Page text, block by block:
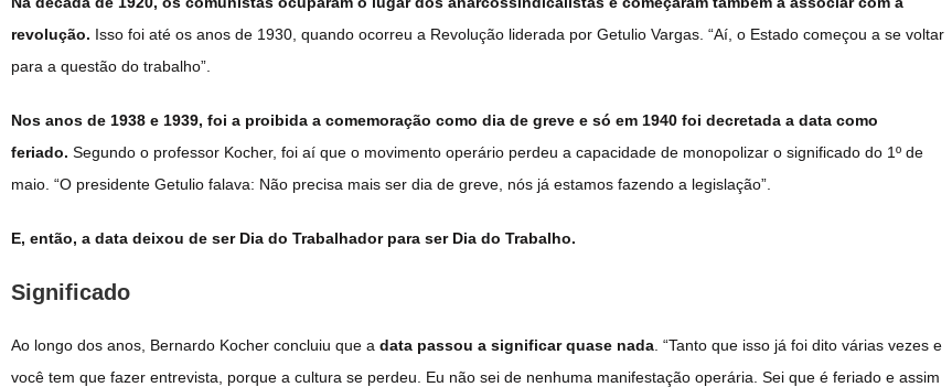
revolução. Isso foi até os anos de 1930, quando ocorreu a Revolução liderada por Getulio Vargas. “Aí, o Estado começou a se voltar
para a questão do trabalho”.
Nos anos de 1938 e 1939, foi a proibida a comemoração como dia de greve e só em 1940 foi decretada a data como
feriado. Segundo o professor Kocher, foi aí que o movimento operário perdeu a capacidade de monopolizar o significado do 1º de
maio. “O presidente Getulio falava: Não precisa mais ser dia de greve, nós já estamos fazendo a legislação”.
E, então, a data deixou de ser Dia do Trabalhador para ser Dia do Trabalho.
Significado
Ao longo dos anos, Bernardo Kocher concluiu que a data passou a significar quase nada . “Tanto que isso já foi dito várias vezes e
você tem que fazer entrevista, porque a cultura se perdeu. Eu não sei de nenhuma manifestação operária. Sei que é feriado e assim